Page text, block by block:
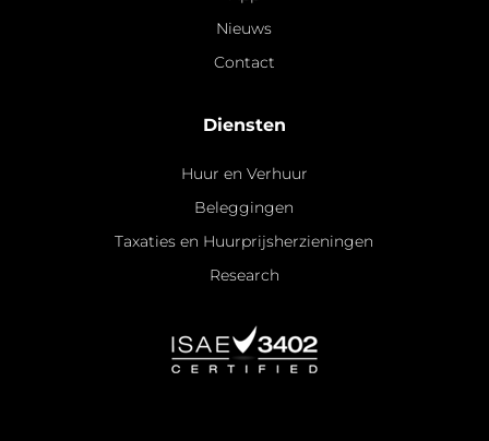
Nieuws
Contact
Diensten
Huur en Verhuur
Beleggingen
Taxaties en Huurprijsherzieningen
Research